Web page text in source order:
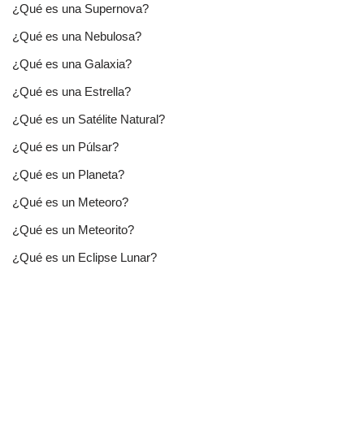
¿Qué es una Supernova?
¿Qué es una Nebulosa?
¿Qué es una Galaxia?
¿Qué es una Estrella?
¿Qué es un Satélite Natural?
¿Qué es un Púlsar?
¿Qué es un Planeta?
¿Qué es un Meteoro?
¿Qué es un Meteorito?
¿Qué es un Eclipse Lunar?